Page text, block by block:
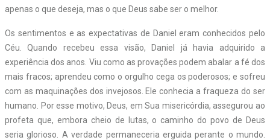
apenas o que deseja, mas o que Deus sabe ser o melhor.
Os sentimentos e as expectativas de Daniel eram conhecidos pelo
Céu. Quando recebeu essa visão, Daniel já havia adquirido a
experiência dos anos. Viu como as provações podem abalar a fé dos
mais fracos; aprendeu como o orgulho cega os poderosos; e sofreu
com as maquinações dos invejosos. Ele conhecia a fraqueza do ser
humano. Por esse motivo, Deus, em Sua misericórdia, assegurou ao
profeta que, embora cheio de lutas, o caminho do povo de Deus
seria glorioso. A verdade permaneceria erguida perante o mundo.